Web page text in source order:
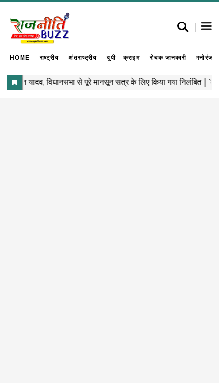
HOME राष्ट्रीय अंतराष्ट्रीय यूपी क्राइम रोचक जानकारी मनोरंजन